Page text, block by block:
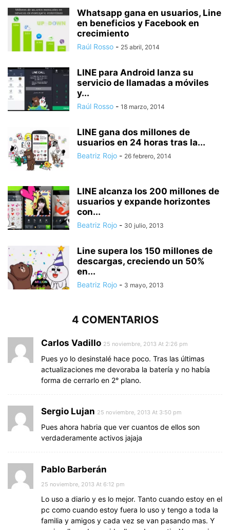
Whatsapp gana en usuarios, Line
en beneficios y Facebook en
crecimiento
Raúl Rosso - 25 abril, 2014
LINE para Android lanza su
servicio de llamadas a móviles
y...
Raúl Rosso - 18 marzo, 2014
LINE gana dos millones de
usuarios en 24 horas tras la...
Beatriz Rojo - 26 febrero, 2014
LINE alcanza los 200 millones de
usuarios y expande horizontes
con...
Beatriz Rojo - 30 julio, 2013
Line supera los 150 millones de
descargas, creciendo un 50%
en...
Beatriz Rojo - 3 mayo, 2013
4 COMENTARIOS
Carlos Vadillo 25 noviembre, 2013 At 2:26 pm
Pues yo lo desinstalé hace poco. Tras las últimas
actualizaciones me devoraba la batería y no había
forma de cerrarlo en 2° plano.
Sergio Lujan 25 noviembre, 2013 At 3:50 pm
Pues ahora habria que ver cuantos de ellos son
verdaderamente activos jajaja
Pablo Barberán
25 noviembre, 2013 At 6:12 pm
Lo uso a diario y es lo mejor. Tanto cuando estoy en el
pc como cuando estoy fuera lo uso y tengo a toda la
familia y amigos y cada vez se van pasando mas. Y